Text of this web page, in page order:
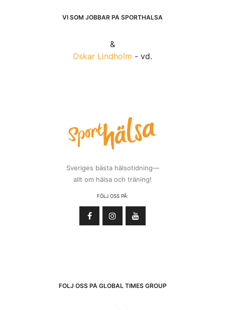
VI SOM JOBBAR PÅ SPORTHÄLSA
&
Oskar Lindholm - vd.
Sveriges bästa hälsotidning—
allt om hälsa och träning!
FÖLJ OSS PÅ:
FÖLJ OSS PÅ GLOBAL TIMES GROUP